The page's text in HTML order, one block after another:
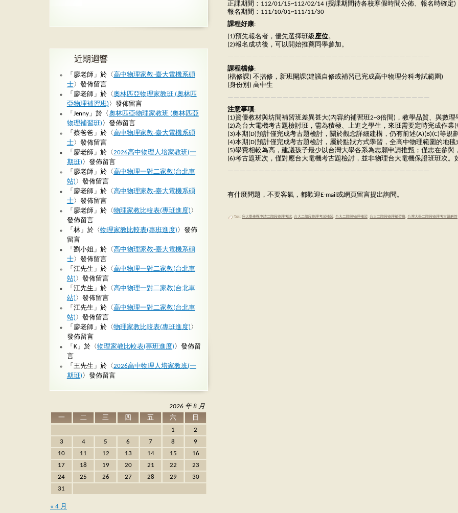
正課期間：112/01/15~112/02/14 (授課期間待各校寒假時間公佈、報名時確定)
報名期間：111/10/01~111/11/30
課程好康:
(1)預先報名者，優先選擇班級 座位。
(2)報名成功後，可以開始推薦同學參加。
—————————————————————————————————
課程檔修:
(檔修課) 不擋修，新班開課(建議自修或補習已完成高中物理分科考試範圍)
(身份別) 高中生
—————————————————————————————————
注意事項:
(1)資優教材與坊間補習班差異甚大(內容約補習班2~3倍間)，教學品質、與數
(2)為台大電機考古題檢討班，需為積極、上進之學生，來班需要定時完成作
(3)本期(D)預計僅完成考古題檢討，關於觀念詳細建構，仍有前述(A)(B)(C)等規
(4)本期(D)預計僅完成考古題檢討，屬於點狀方式學習，全高中物理範圍的地
(5)學費相較為高，建議孩子最少以台灣大學各系為志願申請推甄；僅志在參
(6)考古題班次，僅對應台大電機考古題檢討，並非物理台大電機保證班班次
—————————————————————————————————
有什麼問題，不要客氣，都歡迎E-mail或網頁留言提出詢問。
Tags: 升大學推甄申請二階段物理考試, 台大二階段物理考試補習, 台大二階段物理補習, 台大二階段物理補習班, 台灣大學二階段物理考古題解答
近期迴響
「 廖老師 」於〈 高中物理家教-臺大電機系碩
士〉發佈留言
「 廖老師 」於〈奧林匹亞物理家教班 (奧林匹
亞物理補習班) 〉發佈留言
「 Jenny」於〈奧林匹亞物理家教班 (奧林匹亞
物理補習班) 〉發佈留言
「 蔡爸爸 」於〈 高中物理家教-臺大電機系碩
士〉發佈留言
「 廖老師 」於〈2026高中物理人培家教班(一
期班) 〉發佈留言
「 廖老師 」於〈 高中物理一對二家教(台北車
站) 〉發佈留言
「 廖老師 」於〈 高中物理家教-臺大電機系碩
士〉發佈留言
「 廖老師 」於〈物理家教比較表(專班進度) 〉
發佈留言
「 林」於〈物理家教比較表(專班進度) 〉發佈
留言
「 劉小姐 」於〈 高中物理家教-臺大電機系碩
士〉發佈留言
「 江先生 」於〈 高中物理一對二家教(台北車
站) 〉發佈留言
「 江先生 」於〈 高中物理一對二家教(台北車
站) 〉發佈留言
「 江先生 」於〈 高中物理一對二家教(台北車
站) 〉發佈留言
「 廖老師 」於〈物理家教比較表(專班進度) 〉
發佈留言
「 K」於〈物理家教比較表(專班進度) 〉發佈留
言
「 王先生 」於〈2026高中物理人培家教班(一
期班) 〉發佈留言
2026 年 8 月
一
二 三 四 五 六
日
1
2
3
4 5 6 7 8
9
10
11 12 13 14 15
16
17
18 19 20 21 22
23
24
25 26 27 28 29
30
31
« 4 月